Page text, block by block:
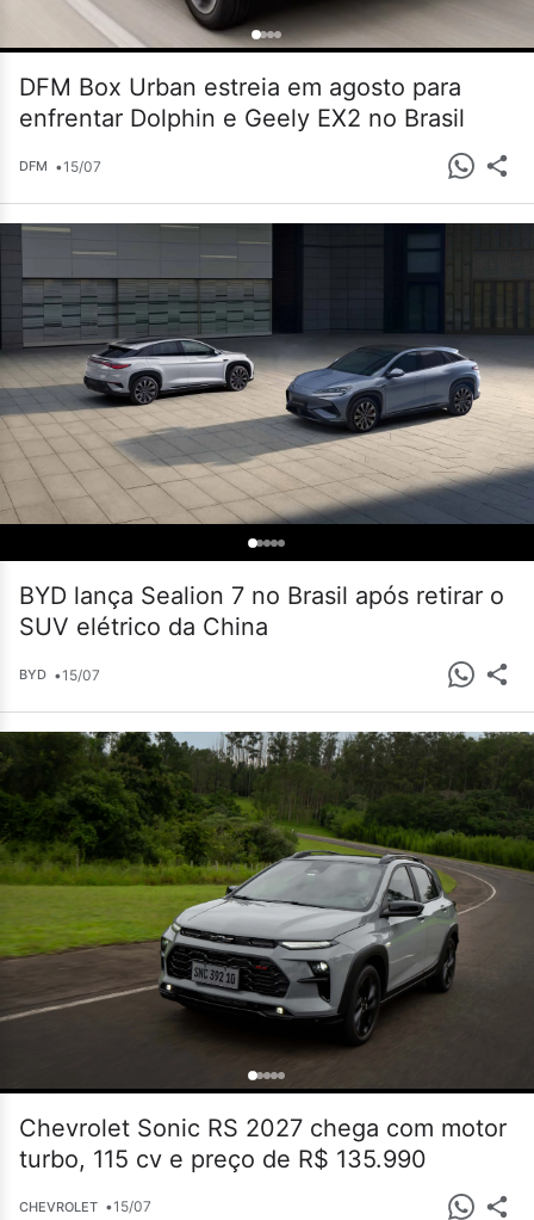
DFM Box Urban estreia em agosto para
enfrentar Dolphin e Geely EX2 no Brasil
DFM •15/07
BYD lança Sealion 7 no Brasil após retirar o
SUV elétrico da China
BYD •15/07
Chevrolet Sonic RS 2027 chega com motor
turbo, 115 cv e preço de R$ 135.990
CHEVROLET •15/07